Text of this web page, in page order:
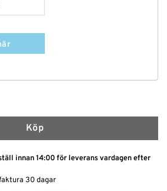
mängd
Köp
innan 14:00 för leverans vardagen efter
30 dagar